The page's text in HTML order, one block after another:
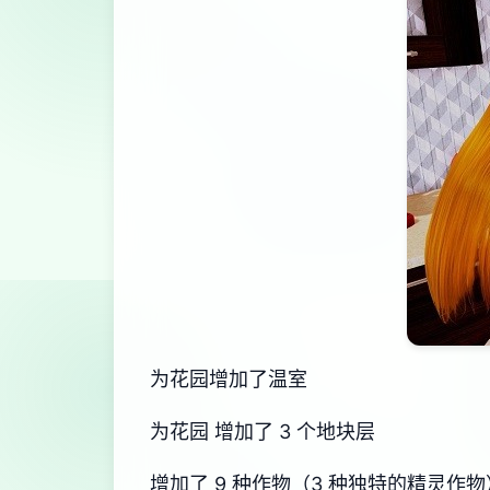
为花园增加了温室
为花园 增加了 3 个地块层
增加了 9 种作物（3 种独特的精灵作物